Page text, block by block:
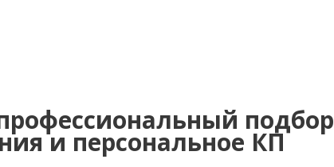
подбор
и персональное КП